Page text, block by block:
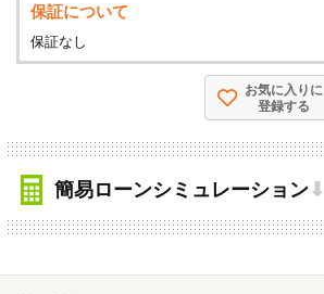
保証について
保証なし
お気に入りに
登録する
簡易ローンシミュレーション⬇